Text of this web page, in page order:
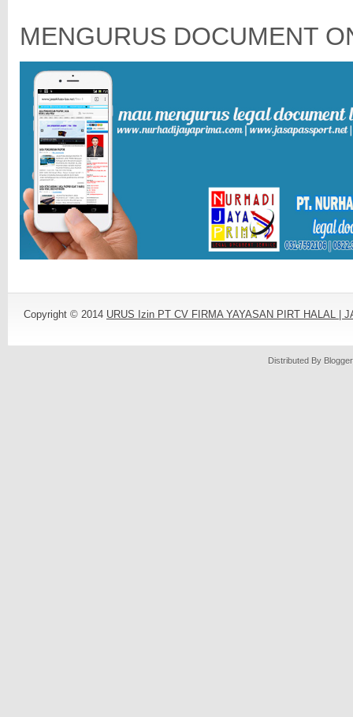
MENGURUS DOCUMENT
Copyright © 2014 URUS Izin PT CV FIRMA YAYASAN PIRT HALAL |
Distributed By